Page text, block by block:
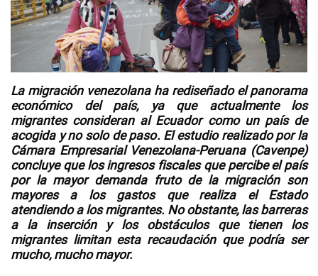
Videos
NEWSLETTERS
La migración venezolana ha rediseñado el panorama
económico del país, ya que actualmente los
migrantes consideran al Ecuador como un país de
acogida y no solo de paso. El estudio realizado por la
Cámara Empresarial Venezolana-Peruana (Cavenpe)
concluye que losingresos fiscalesque percibe el país
por la mayor demanda fruto de la migración son
mayores a los gastos que realiza el Estado
atendiendo a los migrantes. No obstante, lasbarreras
a la insercióny los obstáculos que tienen los
migrantes limitan esta recaudación que podría ser
mucho, mucho mayor.